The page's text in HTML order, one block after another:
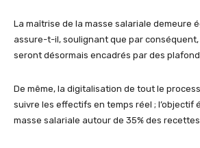
La maîtrise de la masse salariale demeure
assure-t-il, soulignant que par
seront désormais encadrés par des
De même, la digitalisation de tout le
suivre les effectifs en temps réel ; l’objectif
masse salariale autour de 35% des